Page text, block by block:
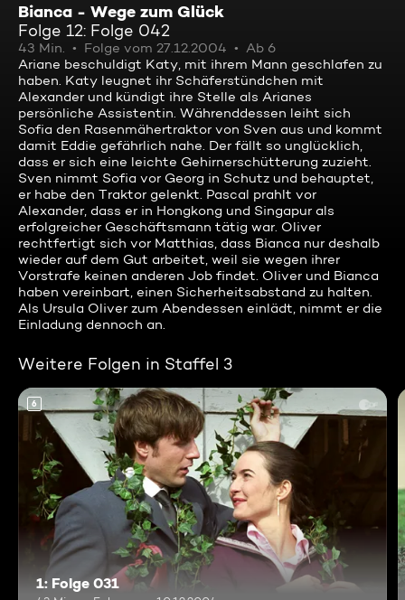
Bianca - Wege zum Glück
Folge 12: Folge 042
43 Min. Folge vom 27.12.2004
Ab 6
Ariane beschuldigt Katy, mit ihrem Mann geschlafen zu
haben. Katy leugnet ihr Schäferstündchen mit
Alexander und kündigt ihre Stelle als Arianes
persönliche Assistentin. Währenddessen leiht sich
Sofia den Rasenmähertraktor von Sven aus und kommt
damit Eddie gefährlich nahe. Der fällt so unglücklich,
dass er sich eine leichte Gehirnerschütterung zuzieht.
Sven nimmt Sofia vor Georg in Schutz und behauptet,
er habe den Traktor gelenkt. Pascal prahlt vor
Alexander, dass er in Hongkong und Singapur als
erfolgreicher Geschäftsmann tätig war. Oliver
rechtfertigt sich vor Matthias, dass Bianca nur deshalb
wieder auf dem Gut arbeitet, weil sie wegen ihrer
Vorstrafe keinen anderen Job findet. Oliver und Bianca
haben vereinbart, einen Sicherheitsabstand zu halten.
Als Ursula Oliver zum Abendessen einlädt, nimmt er die
Einladung dennoch an.
Weitere Folgen in Staffel 3
6
1: Folge 031